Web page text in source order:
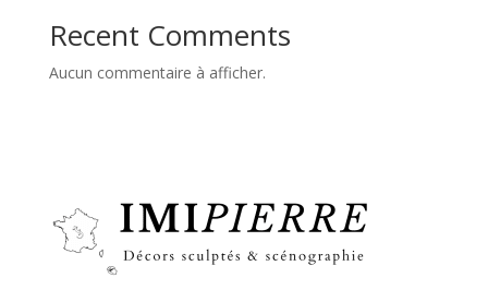
Recent Comments
Aucun commentaire à afficher.